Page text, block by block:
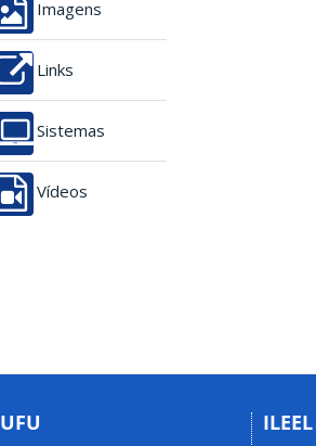
Imagens
Links
Sistemas
Vídeos
UFU ILEEL